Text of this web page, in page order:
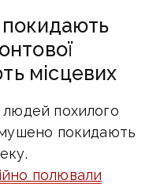
покидають
місцевих
людей похилого
покидають
полювали